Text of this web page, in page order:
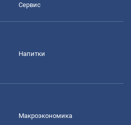
Сервис
Напитки
Mакроэкономика